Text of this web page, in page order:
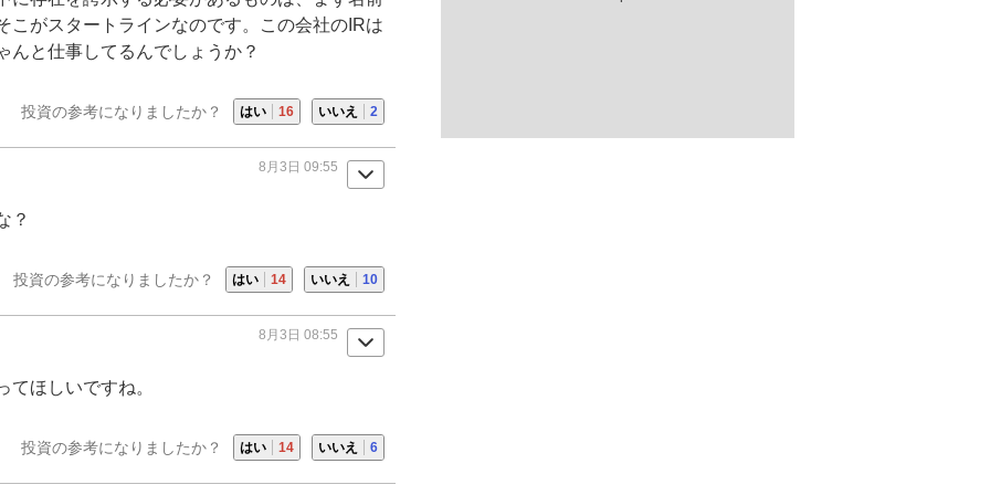
こがスタートラインなのです。この会社の IRは
んと仕事してるんでしょうか？
投資の参考になりましたか？ はい 16 いいえ 2
8月3日 09:55
？
投資の参考になりましたか？ はい 14 いいえ 10
8月3日 08:55
てほしいですね。
投資の参考になりましたか？ はい 14 いいえ 6